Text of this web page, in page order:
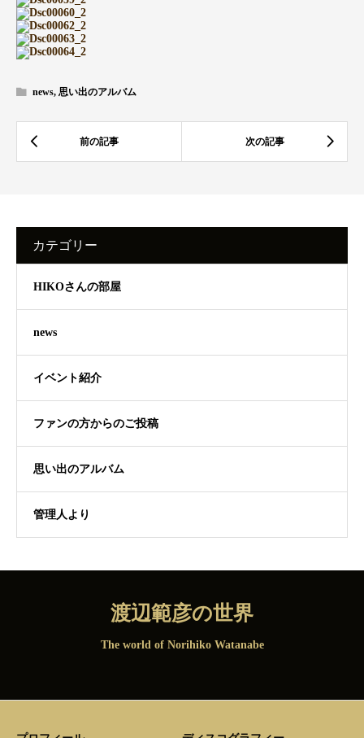
news, 思い出のアルバム
カテゴリー
HIKOさんの部屋
news
イベント紹介
ファンの方からのご投稿
思い出のアルバム
管理人より
渡辺範彦の世界
The world of Norihiko Watanabe